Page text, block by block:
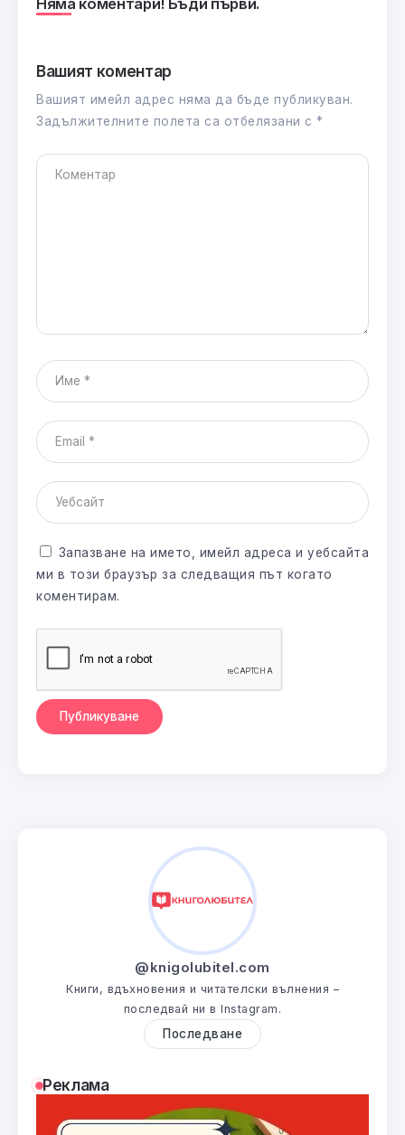
Вашият коментар
Вашият имейл адрес няма да бъде публикуван.
Задължителните полета са отбелязани с *
Запазване на името, имейл адреса и уебсайта
ми в този браузър за следващия път когато
коментирам.
@knigolubitel.com
Книги, вдъхновения и читателски вълнения –
последвай ни в Instagram.
Последване
Реклама